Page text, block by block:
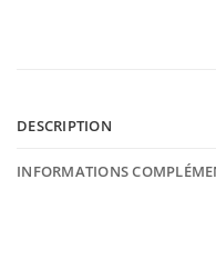
DESCRIPTION
INFORMATIONS